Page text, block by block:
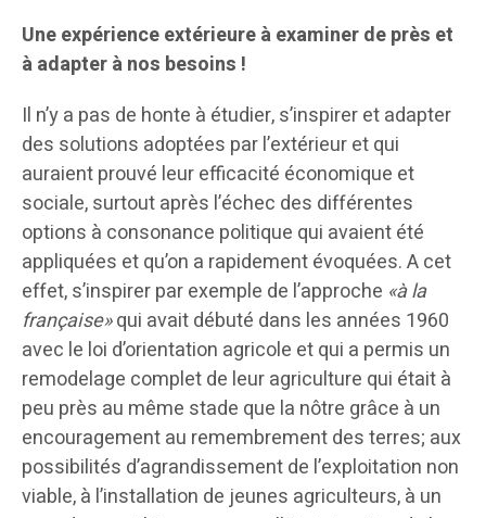
Une expérience extérieure à examiner de près et
à adapter à nos besoins !
Il n’y a pas de honte à étudier, s’inspirer et adapter
des solutions adoptées par l’extérieur et qui
auraient prouvé leur efficacité économique et
sociale, surtout après l’échec des différentes
options à consonance politique qui avaient été
appliquées et qu’on a rapidement évoquées. A cet
effet, s’inspirer par exemple de l’approche «à la
française»qui avait débuté dans les années 1960
avec le loi d’orientation agricole et qui a permis un
remodelage complet de leur agriculture qui était à
peu près au même stade que la nôtre grâce à un
encouragement au remembrement des terres; aux
possibilités d’agrandissement de l’exploitation non
viable, à l’installation de jeunes agriculteurs, à un